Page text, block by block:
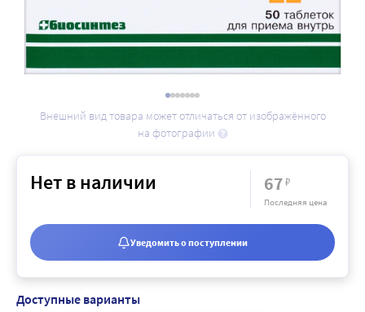
Внешний вид товара может отличаться от изображённого
на фотографии
Доступные варианты
Нет в наличии 67₽
Последняя цена
Уведомить о поступлении